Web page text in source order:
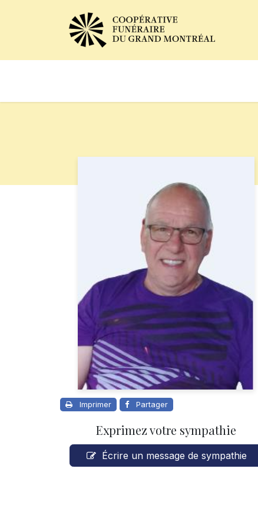
Imprimer Partager
Exprimez votre sympathie
Écrire un message de sympathie